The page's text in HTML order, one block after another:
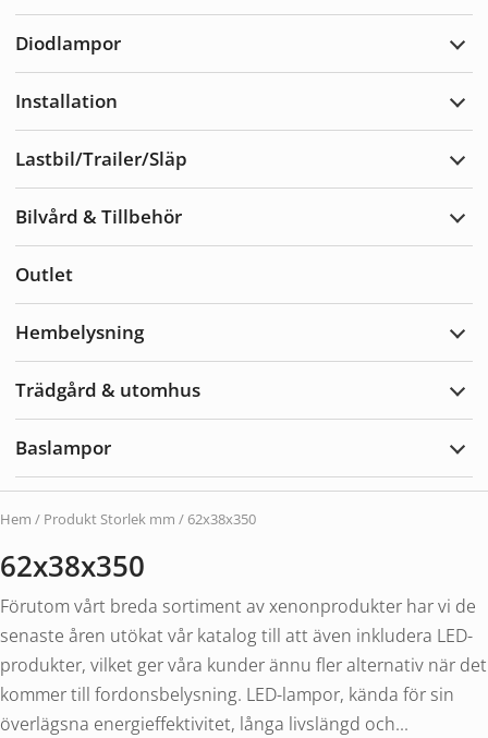
Diodlampor
Installation
Lastbil/Trailer/Släp
Bilvård & Tillbehör
Outlet
Hembelysning
Trädgård & utomhus
Baslampor
Hem / Produkt Storlek mm / 62x38x350
62x38x350
Förutom vårt breda sortiment av xenonprodukter har vi de
senaste åren utökat vår katalog till att även inkludera LED-
produkter, vilket ger våra kunder ännu fler alternativ när det
kommer till fordonsbelysning. LED-lampor, kända för sin
överlägsna energieffektivitet, långa livslängd och...